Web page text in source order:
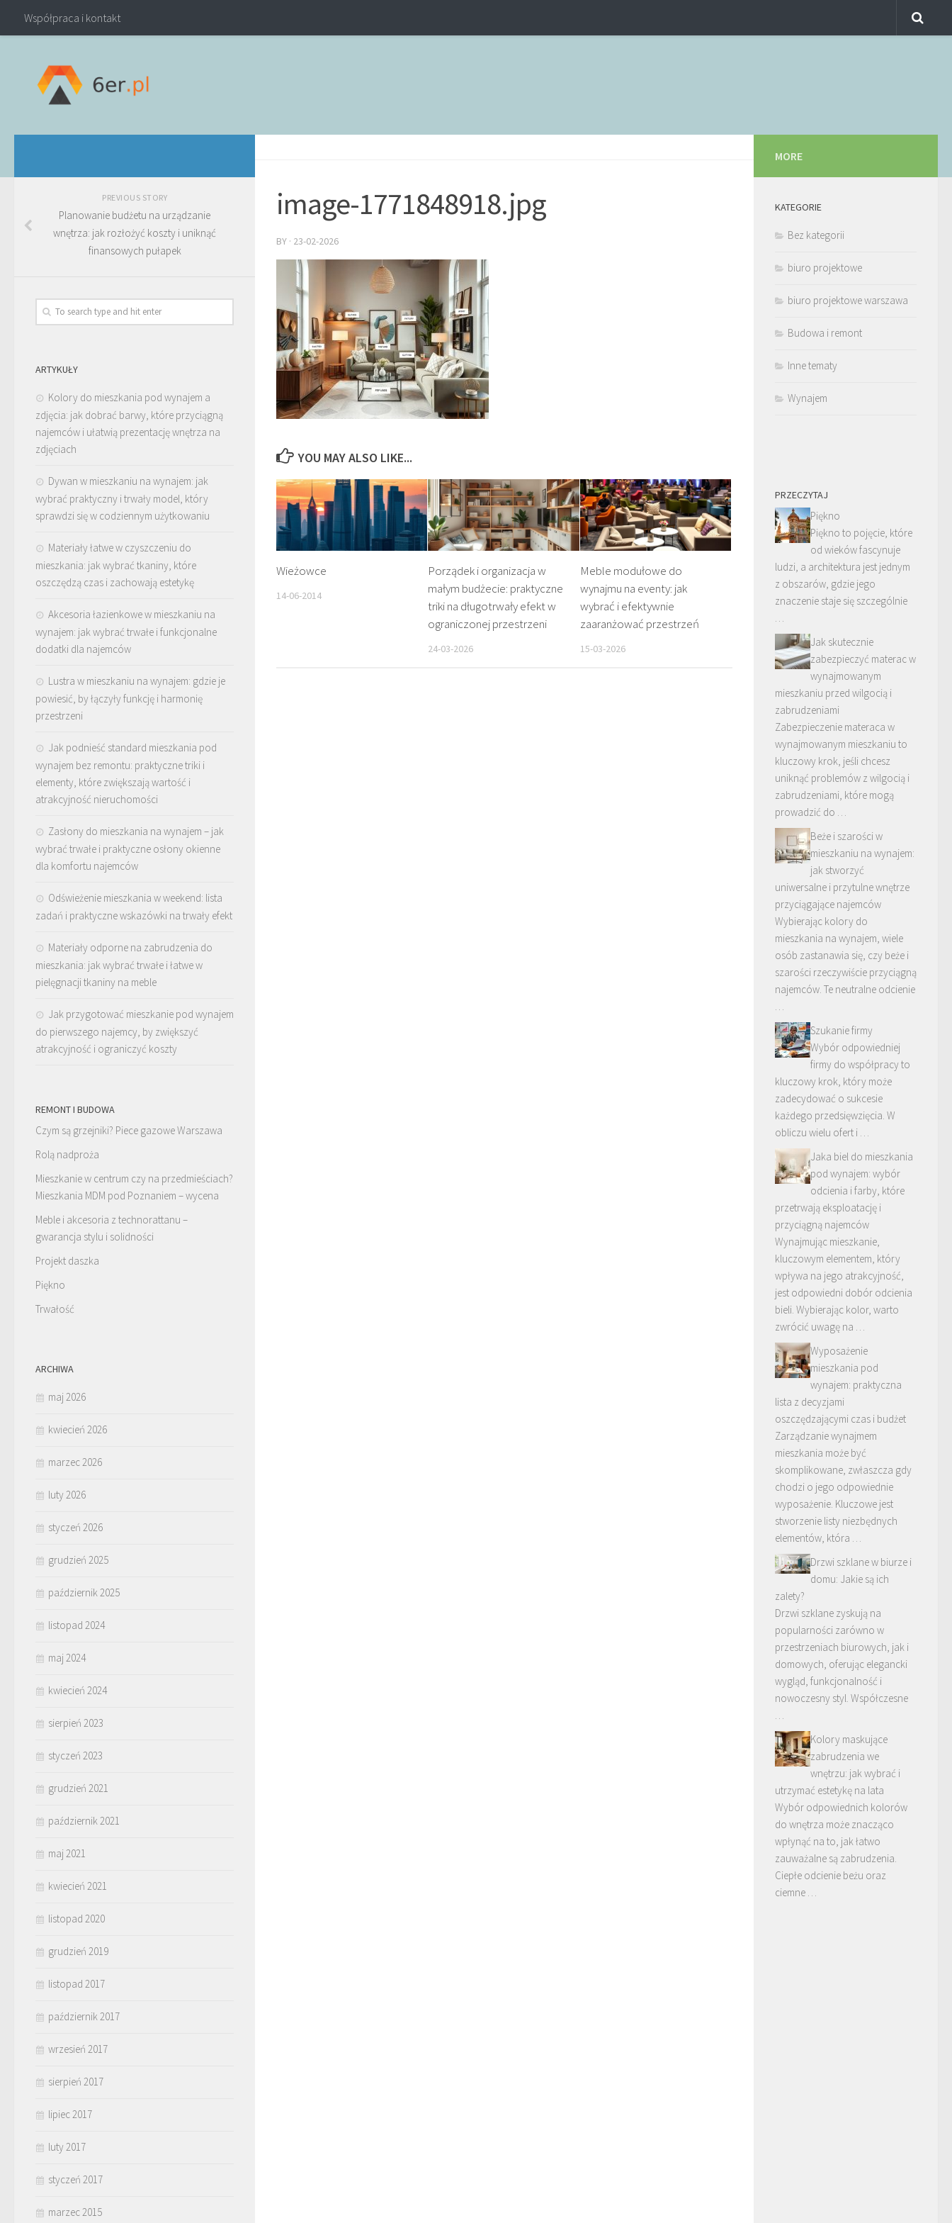
Współpraca i kontakt
image-1771848918.jpg
BY · 23-02-2026
YOU MAY ALSO LIKE...
Wieżowce
14-06-2014
Porządek i organizacja w
małym budżecie: praktyczne
triki na długotrwały efekt w
ograniczonej przestrzeni
24-03-2026
Meble modułowe do
wynajmu na eventy: jak
wybrać i efektywnie
zaaranżować przestrzeń
15-03-2026
PREVIOUS STORY
Planowanie budżetu na urządzanie
wnętrza: jak rozłożyć koszty i uniknąć
finansowych pułapek
ARTYKUŁY
Kolory do mieszkania pod wynajem a
zdjęcia: jak dobrać barwy, które przyciągną
najemców i ułatwią prezentację wnętrza na
zdjęciach
Dywan w mieszkaniu na wynajem: jak
wybrać praktyczny i trwały model, który
sprawdzi się w codziennym użytkowaniu
Materiały łatwe w czyszczeniu do
mieszkania: jak wybrać tkaniny, które
oszczędzą czas i zachowają estetykę
Akcesoria łazienkowe w mieszkaniu na
wynajem: jak wybrać trwałe i funkcjonalne
dodatki dla najemców
Lustra w mieszkaniu na wynajem: gdzie je
powiesić, by łączyły funkcję i harmonię
przestrzeni
Jak podnieść standard mieszkania pod
wynajem bez remontu: praktyczne triki i
elementy, które zwiększają wartość i
atrakcyjność nieruchomości
Zasłony do mieszkania na wynajem – jak
wybrać trwałe i praktyczne osłony okienne
dla komfortu najemców
Odświeżenie mieszkania w weekend: lista
zadań i praktyczne wskazówki na trwały efekt
Materiały odporne na zabrudzenia do
mieszkania: jak wybrać trwałe i łatwe w
pielęgnacji tkaniny na meble
Jak przygotować mieszkanie pod wynajem
do pierwszego najemcy, by zwiększyć
atrakcyjność i ograniczyć koszty
REMONT I BUDOWA
Czym są grzejniki? Piece gazowe Warszawa
Rolą nadproża
Mieszkanie w centrum czy na przedmieściach?
Mieszkania MDM pod Poznaniem – wycena
Meble i akcesoria z technorattanu –
gwarancja stylu i solidności
Projekt daszka
Piękno
Trwałość
ARCHIWA
maj 2026
kwiecień 2026
marzec 2026
luty 2026
styczeń 2026
grudzień 2025
październik 2025
listopad 2024
maj 2024
kwiecień 2024
sierpień 2023
styczeń 2023
grudzień 2021
październik 2021
maj 2021
kwiecień 2021
listopad 2020
grudzień 2019
listopad 2017
październik 2017
wrzesień 2017
sierpień 2017
lipiec 2017
luty 2017
styczeń 2017
marzec 2015
MORE
KATEGORIE
Bez kategorii
biuro projektowe
biuro projektowe warszawa
Budowa i remont
Inne tematy
Wynajem
PRZECZYTAJ
Piękno
Piękno to pojęcie, które
od wieków fascynuje
ludzi, a architektura jest jednym
z obszarów, gdzie jego
znaczenie staje się szczególnie
…
Jak skutecznie
zabezpieczyć materac w
wynajmowanym
mieszkaniu przed wilgocią i
zabrudzeniami
Zabezpieczenie materaca w
wynajmowanym mieszkaniu to
kluczowy krok, jeśli chcesz
uniknąć problemów z wilgocią i
zabrudzeniami, które mogą
prowadzić do …
Beże i szarości w
mieszkaniu na wynajem:
jak stworzyć
uniwersalne i przytulne wnętrze
przyciągające najemców
Wybierając kolory do
mieszkania na wynajem, wiele
osób zastanawia się, czy beże i
szarości rzeczywiście przyciągną
najemców. Te neutralne odcienie
…
Szukanie firmy
Wybór odpowiedniej
firmy do współpracy to
kluczowy krok, który może
zadecydować o sukcesie
każdego przedsięwzięcia. W
obliczu wielu ofert i …
Jaka biel do mieszkania
pod wynajem: wybór
odcienia i farby, które
przetrwają eksploatację i
przyciągną najemców
Wynajmując mieszkanie,
kluczowym elementem, który
wpływa na jego atrakcyjność,
jest odpowiedni dobór odcienia
bieli. Wybierając kolor, warto
zwrócić uwagę na …
Wyposażenie
mieszkania pod
wynajem: praktyczna
lista z decyzjami
oszczędzającymi czas i budżet
Zarządzanie wynajmem
mieszkania może być
skomplikowane, zwłaszcza gdy
chodzi o jego odpowiednie
wyposażenie. Kluczowe jest
stworzenie listy niezbędnych
elementów, która …
Drzwi szklane w biurze i
domu: Jakie są ich
zalety?
Drzwi szklane zyskują na
popularności zarówno w
przestrzeniach biurowych, jak i
domowych, oferując elegancki
wygląd, funkcjonalność i
nowoczesny styl. Współczesne
…
Kolory maskujące
zabrudzenia we
wnętrzu: jak wybrać i
utrzymać estetykę na lata
Wybór odpowiednich kolorów
do wnętrza może znacząco
wpłynąć na to, jak łatwo
zauważalne są zabrudzenia.
Ciepłe odcienie beżu oraz
ciemne …